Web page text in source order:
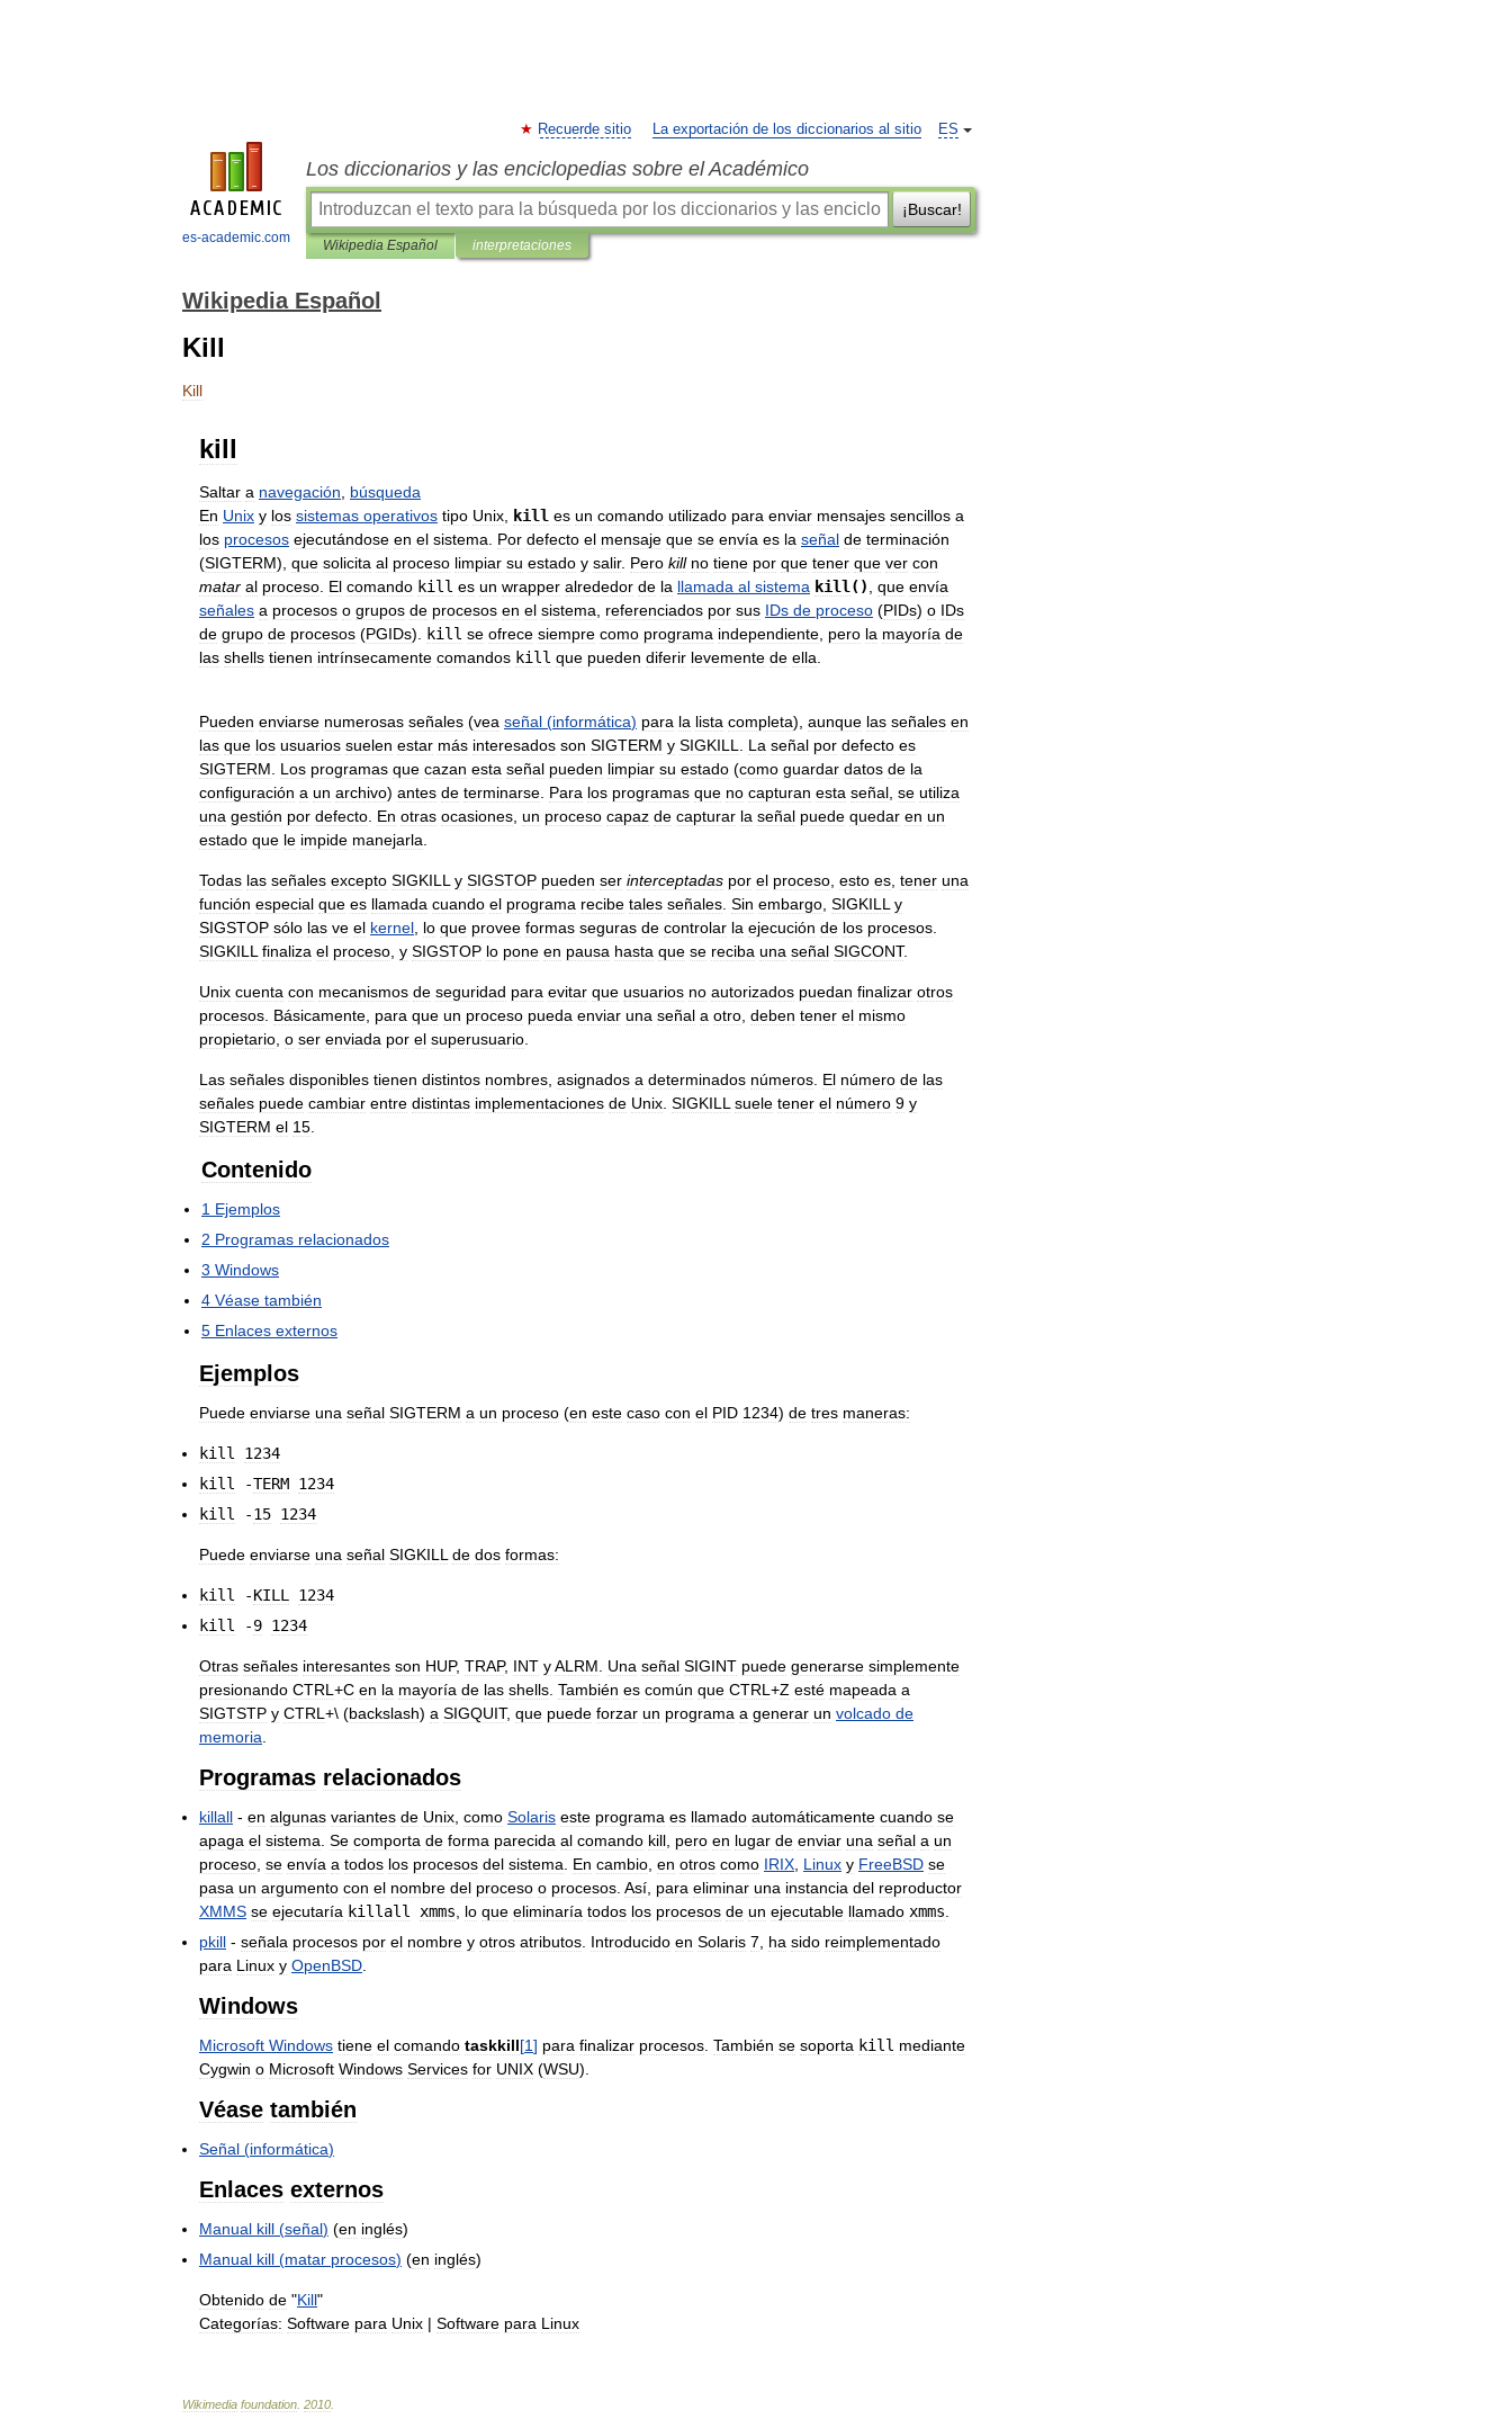
es-academic.com
ES
Recuerde sitio La exportación de los diccionarios al sitio
Los diccionarios y las enciclopedias sobre el Académico
¡Buscar!
Wikipedia Español interpretaciones
Wikipedia Español
Kill
Kill
kill
Saltar a navegación
búsqueda
En Unix y los sistemas operativos tipo Unix kill es un comando utilizado para enviar mensajes sencillos a
los procesos ejecutándose en el sistema Por defecto el mensaje que se envía es la señal de terminación
(SIGTERM), que solicita al proceso limpiar su estado y salir. Pero kill no tiene por que tener que ver con
matar al proceso El comando kill es un wrapper alrededor de la llamada al sistema kill () que envía
señales a procesos o grupos de procesos en el sistema referenciados por sus IDs de proceso (PIDs) o IDs
de grupo de procesos (PGIDs). kill se ofrece siempre como programa independiente pero la mayoría de
las shells tienen intrínsecamente comandos kill que pueden diferir levemente de ella
Pueden enviarse numerosas señales (vea señal (informática) para la lista completa), aunque las señales en
las que los usuarios suelen estar más interesados son SIGTERM y SIGKILL La señal por defecto es
SIGTERM
Los programas que cazan esta señal pueden limpiar su estado (como guardar datos de la
configuración a un archivo) antes de terminarse Para los programas que no capturan esta señal se utiliza
una gestión por defecto En otras ocasiones un proceso capaz de capturar la señal puede quedar en un
estado que le impide manejarla
Todas las señales excepto SIGKILL y SIGSTOP pueden ser interceptadas por el proceso esto es tener una
función especial que es llamada cuando el programa recibe tales señales Sin embargo SIGKILL y
SIGSTOP sólo las ve el kernel lo que provee formas seguras de controlar la ejecución de los procesos
SIGKILL finaliza el proceso y SIGSTOP lo pone en pausa hasta que se reciba una señal SIGCONT.
Unix cuenta con mecanismos de seguridad para evitar que usuarios no autorizados puedan finalizar otros
procesos Básicamente para que un proceso pueda enviar una señal a otro deben tener el mismo
propietario o ser enviada por el superusuario
Las señales disponibles tienen distintos nombres asignados a determinados números El número de las
señales puede cambiar entre distintas implementaciones de Unix SIGKILL suele tener el número 9 y
SIGTERM el 15
Contenido
1 Ejemplos
2 Programas relacionados
3 Windows
4 Véase también
5 Enlaces externos
Ejemplos
Puede enviarse una señal SIGTERM a un proceso (en este caso con el PID 1234) de tres maneras:
kill
1234
kill
-TERM 1234
kill
-15 1234
Puede enviarse una señal SIGKILL de dos formas:
kill -KILL
1234
kill
-9 1234
Otras señales interesantes son HUP, TRAP, INT yALRM Una señal SIGINT puede generarse simplemente
presionando CTRL +C en la mayoría de las shells También es común que CTRL +Z esté mapeada a
SIGTSTP y CTRL +\ (backslash) a SIGQUIT, que puede forzar un programa a generar un volcado de
memoria
Programas relacionados
killall - en algunas variantes de Unix como Solaris este programa es llamado automáticamente cuando se
apaga el sistema Se comporta de forma parecida al comando kill pero en lugar de enviar una señal a un
proceso se envía a todos los procesos del sistema En cambio en otros como IRIX Linux y FreeBSD se
pasa un argumento con el nombre del proceso o procesos Así para eliminar una instancia del reproductor
XMMS se ejecutaría killall xmms lo que eliminaría todos los procesos de un ejecutable llamado xmms
pkill - señala procesos por el nombre y otros atributos Introducido en Solaris 7 ha sido reimplementado
para Linux y OpenBSD
Windows
Microsoft Windows tiene el comando taskkill[1] para finalizar procesos También se soporta kill mediante
Cygwin o Microsoft Windows Services for UNIX (WSU).
Véase también
Señal (informática)
Enlaces externos
Manual kill (señal) (en inglés)
Manual kill (matar procesos) (en inglés)
Obtenido de "Kill"
Categorías: Software para Unix | Software para Linux
Wikimedia foundation 2010